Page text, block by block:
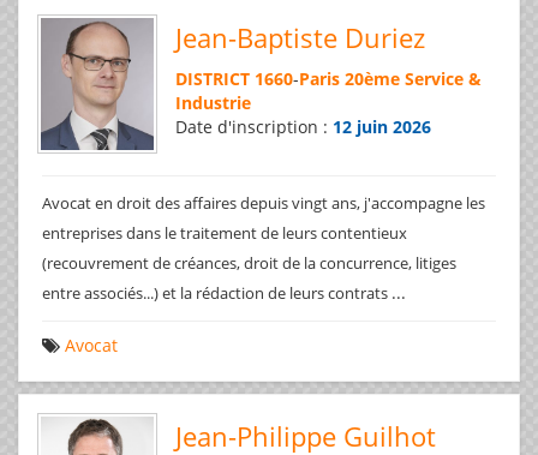
Jean-Baptiste Duriez
DISTRICT 1660-Paris 20ème Service &
Industrie
Date d'inscription : 12 juin 2026
Avocat en droit des affaires depuis vingt ans, j'accompagne les
entreprises dans le traitement de leurs contentieux
(recouvrement de créances, droit de la concurrence, litiges
entre associés...) et la rédaction de leurs contrats ...
Avocat
Jean-Philippe Guilhot